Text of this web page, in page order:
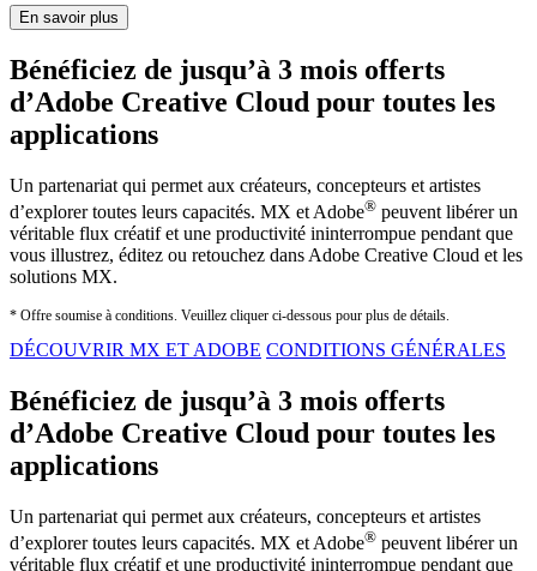
En savoir plus
Bénéficiez de jusqu’à 3 mois offerts
d’Adobe Creative Cloud pour toutes les
applications
Un partenariat qui permet aux créateurs, concepteurs et artistes
d’explorer toutes leurs capacités. MX et Adobe® peuvent libérer un
véritable flux créatif et une productivité ininterrompue pendant que
vous illustrez, éditez ou retouchez dans Adobe Creative Cloud et les
solutions MX.
* Offre soumise à conditions. Veuillez cliquer ci-dessous pour plus de détails.
DÉCOUVRIR MX ET ADOBE CONDITIONS GÉNÉRALES
Bénéficiez de jusqu’à 3 mois offerts
d’Adobe Creative Cloud pour toutes les
applications
Un partenariat qui permet aux créateurs, concepteurs et artistes
d’explorer toutes leurs capacités. MX et Adobe® peuvent libérer un
véritable flux créatif et une productivité ininterrompue pendant que